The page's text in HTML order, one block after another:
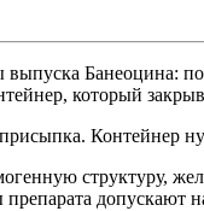
Банеоцина:
который
Контейнер
структуру,
допускают